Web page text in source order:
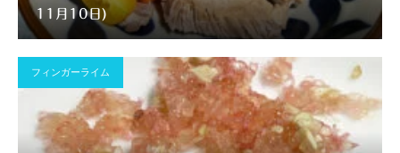
11月10日)
フィンガーライム